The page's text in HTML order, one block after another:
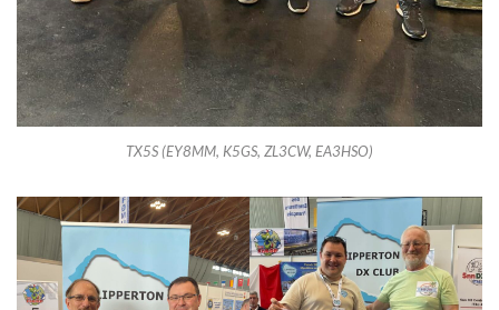
TX5S (EY8MM, K5GS, ZL3CW, EA3HSO)